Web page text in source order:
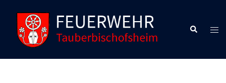
Inhalt
springen
Suche